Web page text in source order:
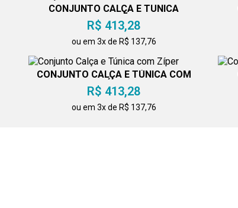
CONJUNTO CALÇA E TUNICA
COLEÇÃO
R$ 413,28
ou em 3x de R$ 137,76
CONJUNTO CALÇA E TÚNICA COM
ZÍPER
R$ 413,28
ou em 3x de R$ 137,76